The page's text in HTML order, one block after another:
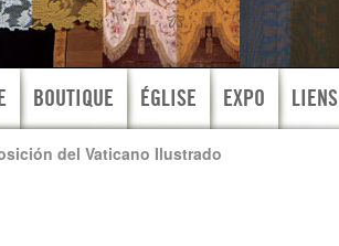
BOUTIQUE ÉGLISE EXPO LIENS
del Vaticano Ilustrado